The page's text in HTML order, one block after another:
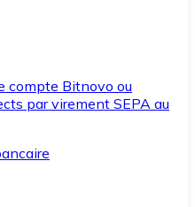
compte Bitnovo ou
par virement SEPA au